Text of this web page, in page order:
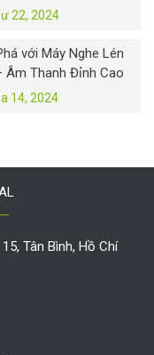
22, 2024
với Máy Nghe Lén
Âm Thanh Đỉnh Cao
14, 2024
Tân Bình, Hồ Chí